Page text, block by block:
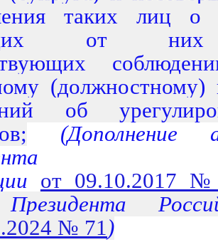
таких лиц о
от них
об
(Дополнение
от 09.10.2017
№ 71)